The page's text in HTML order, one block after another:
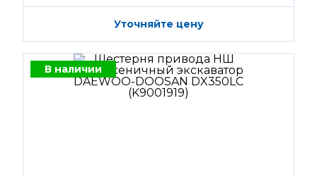
Уточняйте цену
В наличии